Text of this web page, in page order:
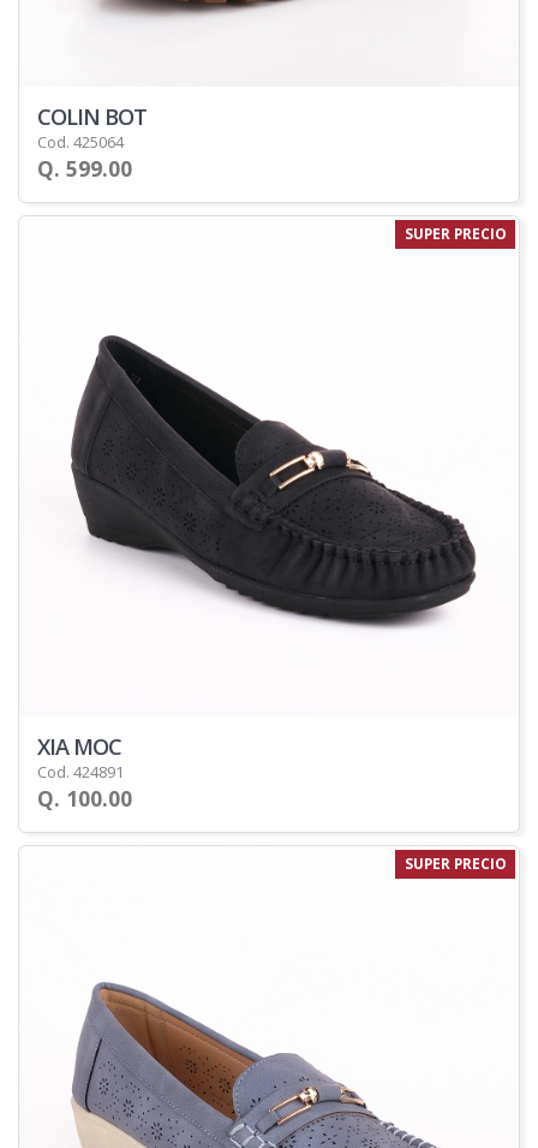
COLIN BOT
Cod. 425064
Q. 599.00
SUPER PRECIO
XIA MOC
Cod. 424891
Q. 100.00
SUPER PRECIO